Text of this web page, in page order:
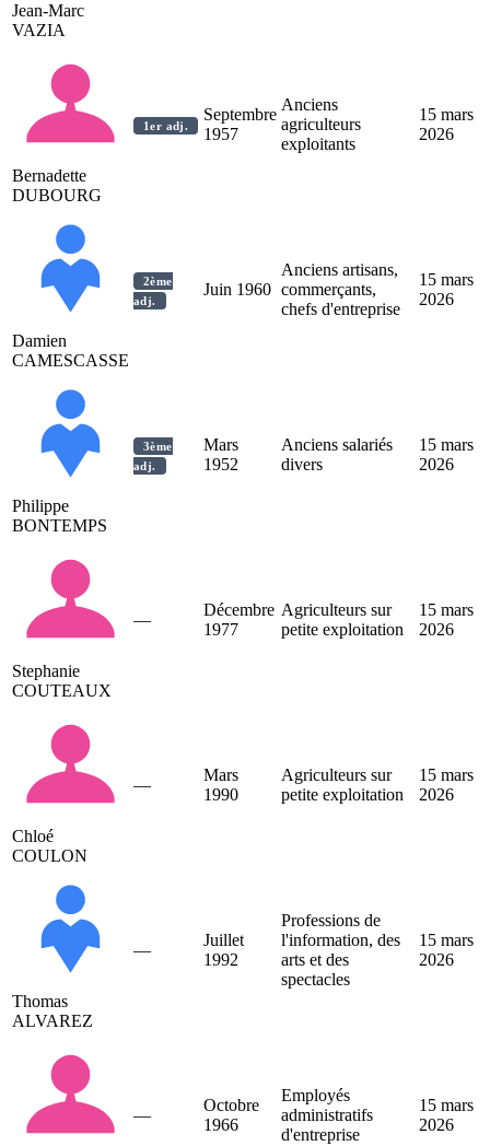
Jean-Marc
VAZIA
Bernadette
DUBOURG
1er adj.
Septembre
1957
Anciens
agriculteurs
exploitants
15 mars
2026
Damien
CAMESCASSE
2ème
adj.
Juin 1960
Anciens artisans,
commerçants,
chefs d'entreprise
15 mars
2026
Philippe
BONTEMPS
3ème
adj.
Mars
1952
Anciens salariés
divers
15 mars
2026
Stephanie
COUTEAUX
—
Décembre
1977
Agriculteurs sur
petite exploitation
15 mars
2026
Chloé
COULON
—
Mars
1990
Agriculteurs sur
petite exploitation
15 mars
2026
Thomas
ALVAREZ
—
Juillet
1992
Professions de
l'information, des
arts et des
spectacles
15 mars
2026
—
Octobre
1966
Employés
administratifs
d'entreprise
15 mars
2026